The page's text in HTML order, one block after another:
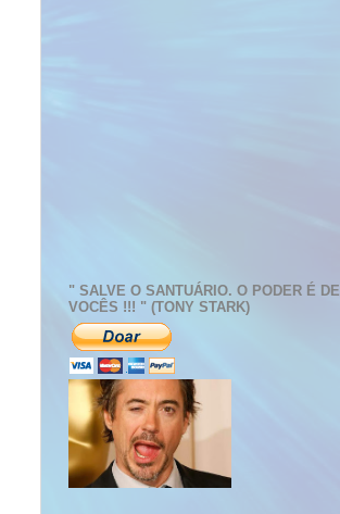
" SALVE O SANTUÁRIO. O PODER É DE
VOCÊS !!! " (TONY STARK)